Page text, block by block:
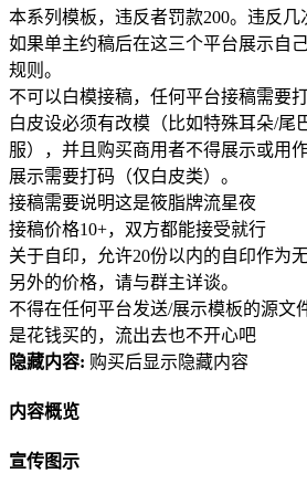
本系列模板，违反者罚款200。违反几
如果单主约稿后在这三个平台展示自
规则。
不可以白模接稿，任何平台接稿需要
白皮设必须有改模（比如特殊耳朵/尾
服），并且购买商用者不得展示或用
展示需要打码（仅白皮类）。
接稿需要说明这是筱脂牌流星夜
接稿价格10+，双方都能接受就行
关于自印，允许20份以内的自印作为
另外的价格，请与群主详谈。
不得在任何平台发送/展示模板的源文
是花钱买的，流出去也不开心吧
隐藏内容: 购买后显示隐藏内容
内容概览
宣传图示